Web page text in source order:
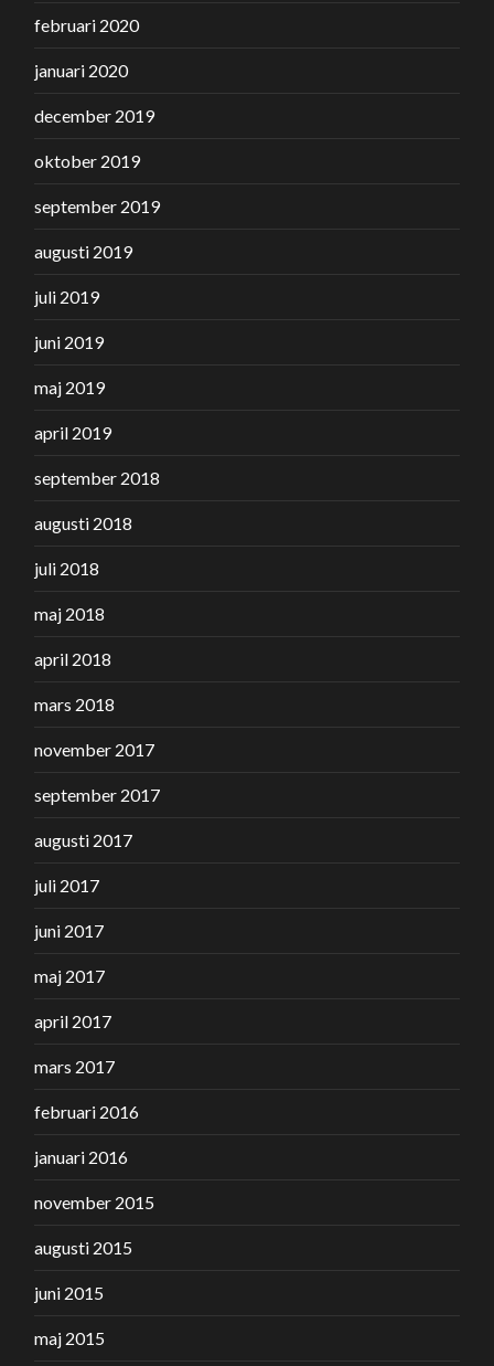
februari 2020
januari 2020
december 2019
oktober 2019
september 2019
augusti 2019
juli 2019
juni 2019
maj 2019
april 2019
september 2018
augusti 2018
juli 2018
maj 2018
april 2018
mars 2018
november 2017
september 2017
augusti 2017
juli 2017
juni 2017
maj 2017
april 2017
mars 2017
februari 2016
januari 2016
november 2015
augusti 2015
juni 2015
maj 2015